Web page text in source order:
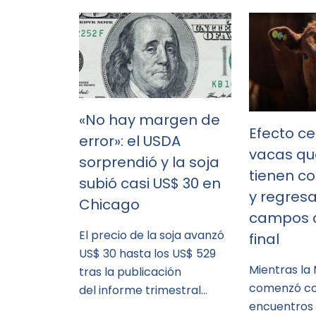
«No hay margen de
error»: el USDA
sorprendió y la soja
subió casi US$ 30 en
Chicago
El precio de la soja avanzó
US$ 30 hasta los US$ 529
tras la publicación
del informe trimestral…
Efecto
vacas
tienen
y
campos
final
Mientras la
comenzó